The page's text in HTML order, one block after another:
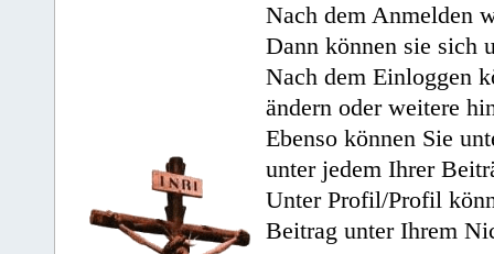
Nach dem Anmelden
Dann können sie sich
Nach dem Einloggen
ändern oder weitere
Ebenso können Sie
unter jedem Ihrer
Unter Profil/Profil
Beitrag unter Ihrem